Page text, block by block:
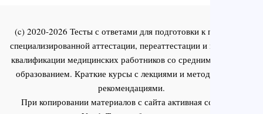
(c) 2020-2026 Тесты с ответами для подготовки к первичной
специализированной аттестации, переаттестации и повышения
квалификации медицинских работников со средним и высшим
образованием. Краткие курсы с лекциями и методическими
рекомендациями.
При копировании материалов с сайта активная ссылка на